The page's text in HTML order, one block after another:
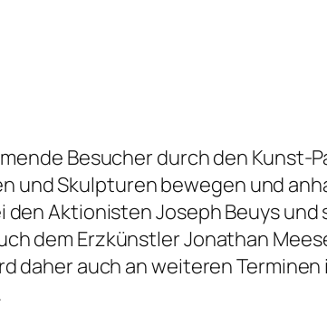
Besucher durch den Kunst-
und Skulpturen bewegen und
Aktionisten Joseph Beuys
dem Erzkünstler Jonathan
daher auch an weiteren